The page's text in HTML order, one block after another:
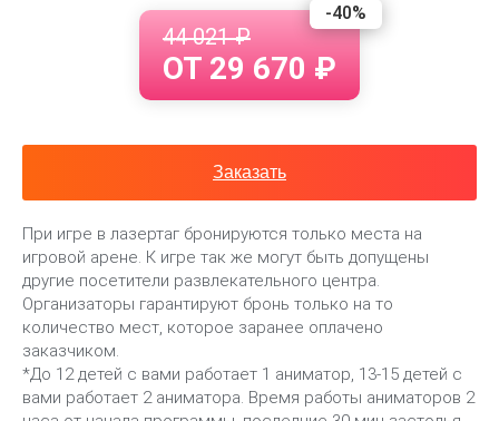
-40%
44 021 ₽
ОТ 29 670 ₽
Заказать
При игре в лазертаг бронируются только места на
игровой арене. К игре так же могут быть допущены
другие посетители развлекательного центра.
Организаторы гарантируют бронь только на то
количество мест, которое заранее оплачено
заказчиком.
*До 12 детей с вами работает 1 аниматор, 13-15 детей с
вами работает 2 аниматора. Время работы аниматоров 2